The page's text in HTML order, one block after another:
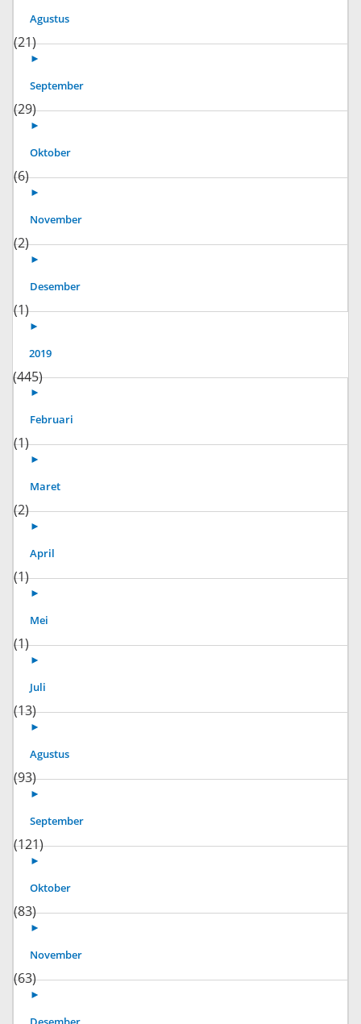
Agustus
(21)
►
September
(29)
►
Oktober
(6)
►
November
(2)
►
Desember
(1)
►
2019
(445)
►
Februari
(1)
►
Maret
(2)
►
April
(1)
►
Mei
(1)
►
Juli
(13)
►
Agustus
(93)
►
September
(121)
►
Oktober
(83)
►
November
(63)
►